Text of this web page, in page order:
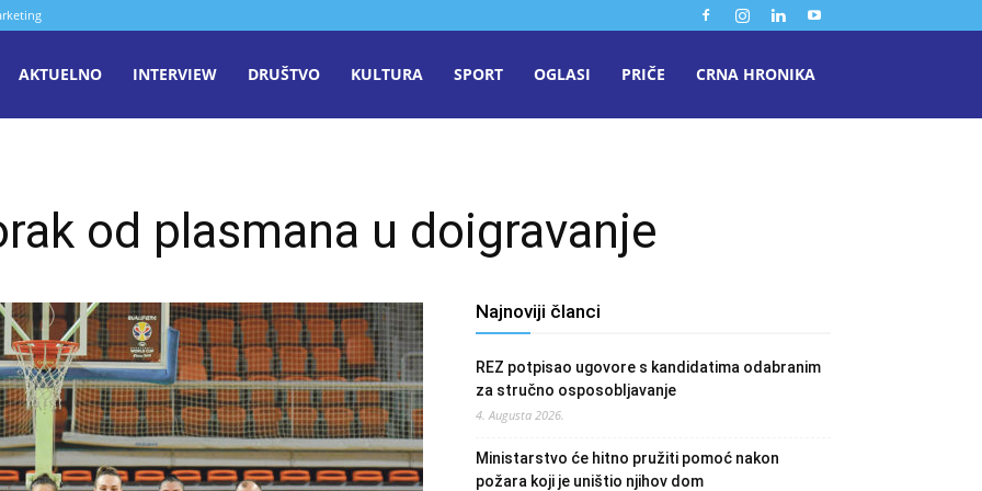
AKTUELNO INTERVIEW DRUŠTVO KULTURA SPORT OGLASI PRIČE CRNA HRONIKA
od plasmana u doigravanje
Najnoviji članci
REZ potpisao ugovore s kandidatima odabranim
za stručno osposobljavanje
4. Augusta 2026.
Ministarstvo će hitno pružiti pomoć nakon
požara koji je uništio njihov dom